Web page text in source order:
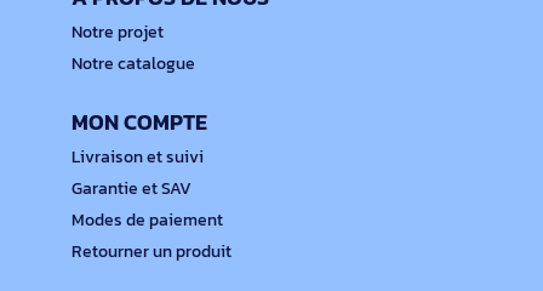
Notre projet
Notre catalogue
MON COMPTE
Livraison et suivi
Garantie et SAV
Modes de paiement
Retourner un produit